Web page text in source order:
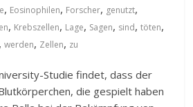
, Eosinophilen, Forscher, genutzt,
, Krebszellen, Lage, Sagen, sind,töten,
,werden, Zellen, zu
Studie findet, dass der
die gespielt haben